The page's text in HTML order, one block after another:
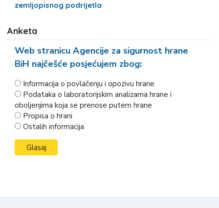
zemljopisnog podrijetla
Anketa
Web stranicu Agencije za sigurnost hrane
BiH najčešće posjećujem zbog:
Informacija o povlačenju i opozivu hrane
Podataka o laboratorijskim analizama hrane i
oboljenjima koja se prenose putem hrane
Propisa o hrani
Ostalih informacija